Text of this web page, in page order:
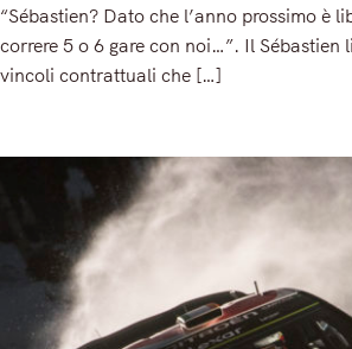
“Sébastien? Dato che l’anno prossimo è
correre 5 o 6 gare con noi…”. Il Sébastien
vincoli contrattuali che […]